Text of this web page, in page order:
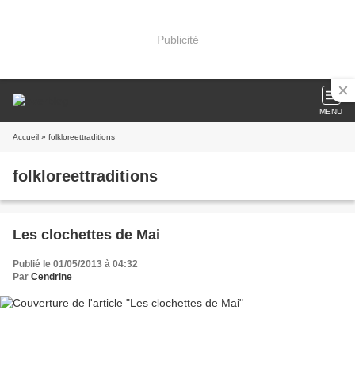
Publicité
MENU
Accueil » folkloreettraditions
folkloreettraditions
Les clochettes de Mai
Publié le 01/05/2013 à 04:32
Par Cendrine